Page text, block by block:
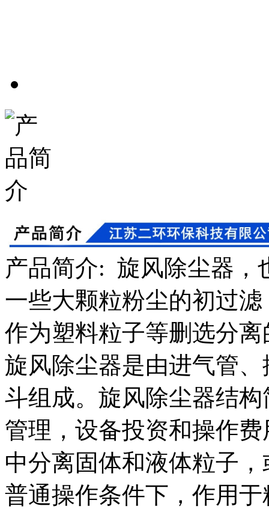
产品简介: 旋风除尘器，
一些大颗粒粉尘的初过
作为塑料粒子等删选分
旋风除尘器是由进气管
斗组成。旋风除尘器结
管理，设备投资和操作
中分离固体和液体粒子
普通操作条件下，作用